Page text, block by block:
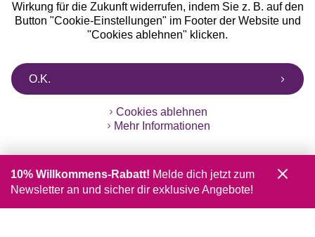
Wirkung für die Zukunft widerrufen, indem Sie z. B. auf den
Button "Cookie-Einstellungen" im Footer der Website und
"Cookies ablehnen" klicken.
O.K.
Cookies ablehnen
Mehr Informationen
10% Willkommens-Rabatt! Melde dich jetzt zum
Newsletter an und sicher dir exklusive Angebote!